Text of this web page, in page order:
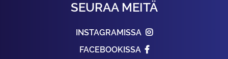
SEURAA MEITÄ
INSTAGRAMISSA
FACEBOOKISSA